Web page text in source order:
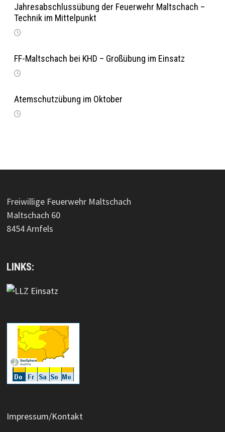
Jahresabschlussübung der Feuerwehr Maltschach –
Technik im Mittelpunkt
FF-Maltschach bei KHD – Großübung im Einsatz
Atemschutzübung im Oktober
Freiwillige Feuerwehr Maltschach
Maltschach 60
8454 Arnfels
LINKS:
Impressum/Kontakt